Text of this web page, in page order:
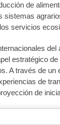
de
sistemas
servicios
estratégico
A través de
de
de